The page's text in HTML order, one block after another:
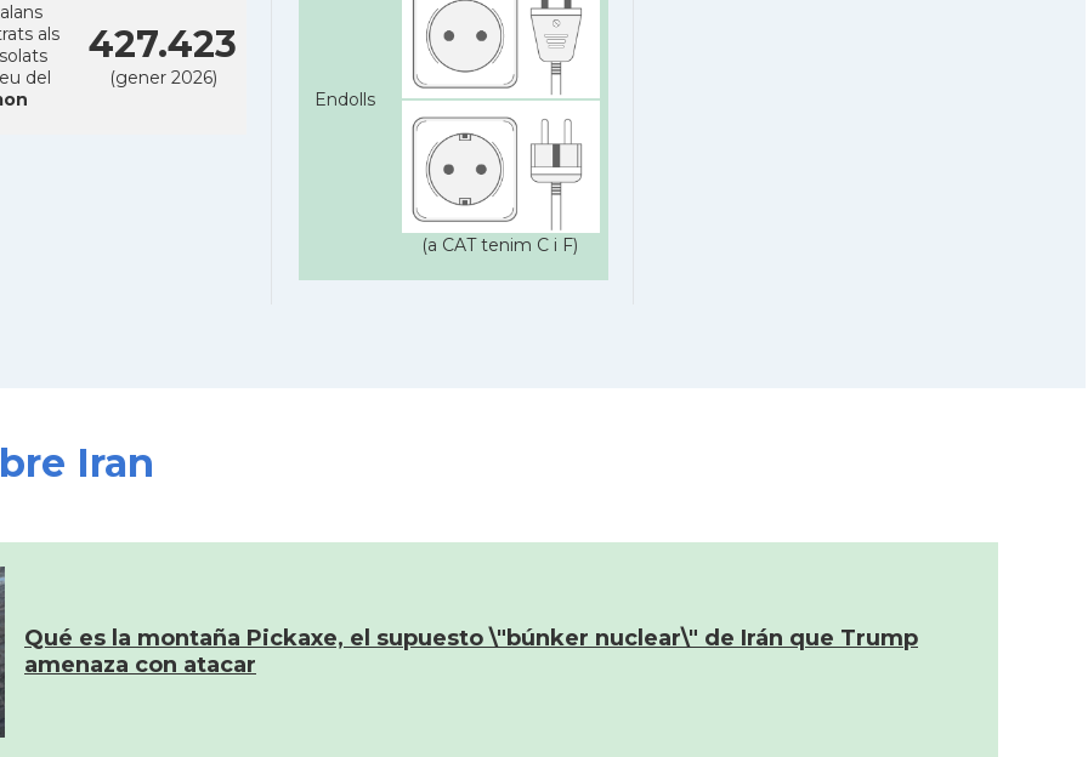
als
del
427.423
(gener 2026)
Endolls
(a CAT tenim C i F)
Iran
Qué es la montaña Pickaxe, el supuesto \"búnker nuclear\" de Irán que Trump
amenaza con atacar